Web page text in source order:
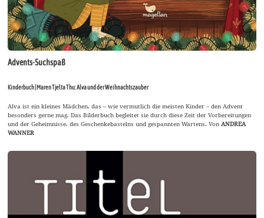
Advents-Suchspaß
Kinderbuch | Maren Tjelta Thu: Alva und der Weihnachtszauber
Alva ist ein kleines Mädchen, das – wie vermutlich die meisten Kinder – den Advent
besonders gerne mag. Das Bilderbuch begleitet sie durch diese Zeit der Vorbereitungen
und der Geheimnisse, des Geschenkebastelns und gespannten Wartens. VonANDREA
WANNER